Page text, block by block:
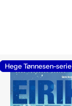
Hege Tønnesen-